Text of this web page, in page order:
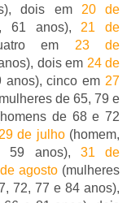
dois em 20 de
61 anos), 21 de
em 23 de
dois em 24 de
anos), cinco em 27
de 65, 79 e
de 68 e 72
29 de julho(homem,
59 anos), 31 de
agosto(mulheres
72, 77 e 84 anos),